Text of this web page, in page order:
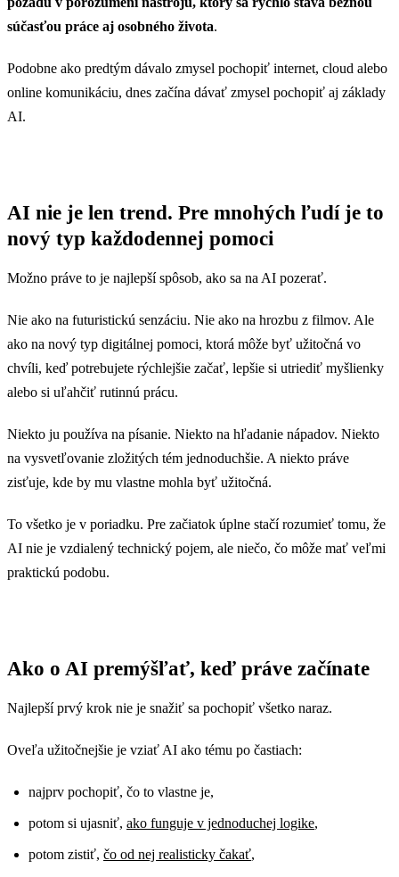
súčasťou práce aj osobného života.
Podobne ako predtým dávalo zmysel pochopiť internet, cloud alebo
online komunikáciu, dnes začína dávať zmysel pochopiť aj základy
AI.
AI nie je len trend. Pre mnohých ľudí je to
nový typ každodennej pomoci
Možno práve to je najlepší spôsob, ako sa na AI pozerať.
Nie ako na futuristickú senzáciu. Nie ako na hrozbu z filmov. Ale
ako na nový typ digitálnej pomoci, ktorá môže byť užitočná vo
chvíli, keď potrebujete rýchlejšie začať, lepšie si utriediť myšlienky
alebo si uľahčiť rutinnú prácu.
Niekto ju používa na písanie. Niekto na hľadanie nápadov. Niekto
na vysvetľovanie zložitých tém jednoduchšie. A niekto práve
zisťuje, kde by mu vlastne mohla byť užitočná.
To všetko je v poriadku. Pre začiatok úplne stačí rozumieť tomu, že
AI nie je vzdialený technický pojem, ale niečo, čo môže mať veľmi
praktickú podobu.
Ako o AI premýšľať, keď práve začínate
Najlepší prvý krok nie je snažiť sa pochopiť všetko naraz.
Oveľa užitočnejšie je vziať AI ako tému po častiach:
najprv pochopiť, čo to vlastne je,
potom si ujasniť, ako funguje v jednoduchej logike,
potom zistiť, čo od nej realisticky čakať,